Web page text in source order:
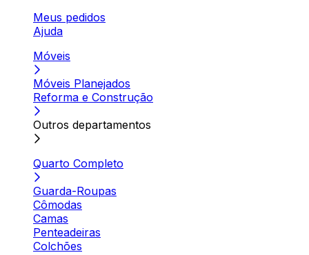
Meus pedidos
Ajuda
Móveis
Móveis Planejados
Reforma e Construção
Outros departamentos
Quarto Completo
Guarda-Roupas
Cômodas
Camas
Penteadeiras
Colchões